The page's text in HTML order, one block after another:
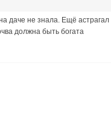
даче не знала. Ещё астрагал
должна быть богата